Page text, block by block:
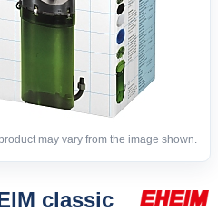
may vary from the image shown.
classic